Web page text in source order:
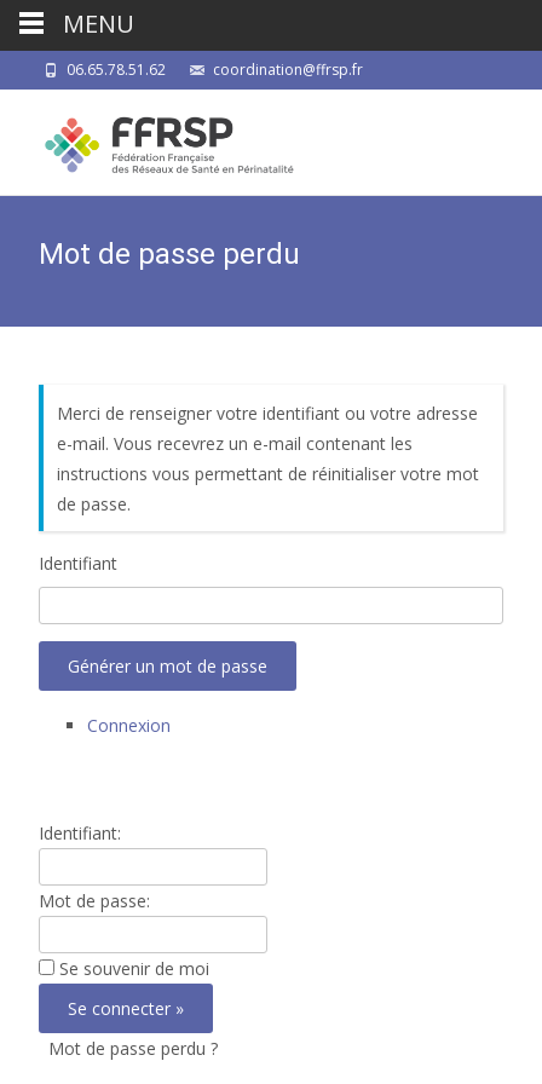
06.65.78.51.62 coordination@ffrsp.fr
Mot de passe perdu
Merci de renseigner votre identifiant ou votre adresse
e-mail. Vous recevrez un e-mail contenant les
instructions vous permettant de réinitialiser votre mot
de passe.
Identifiant
Générer un mot de passe
Connexion
Identifiant:
Mot de passe:
Se souvenir de moi
Mot de passe perdu ?
MENU